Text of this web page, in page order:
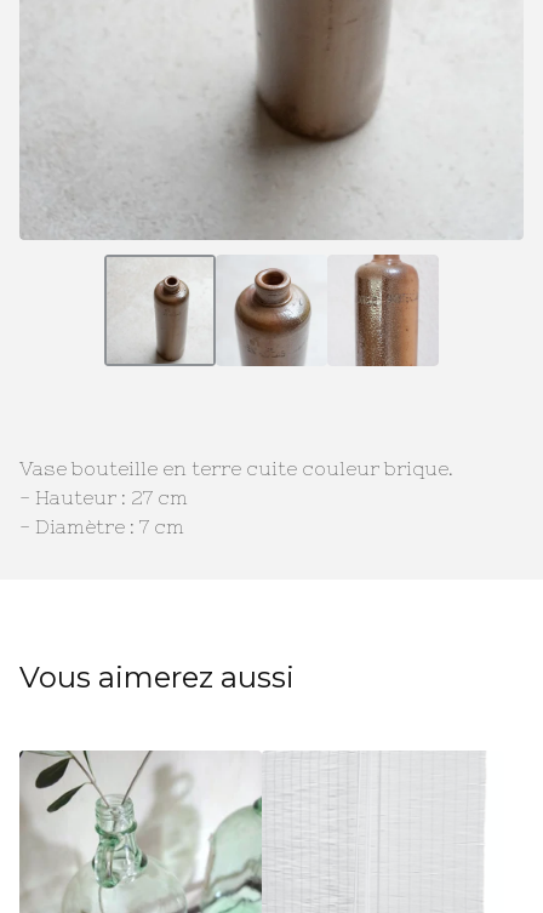
Vase bouteille en terre cuite couleur brique.
- Hauteur : 27 cm
- Diamètre : 7 cm
Vous aimerez aussi